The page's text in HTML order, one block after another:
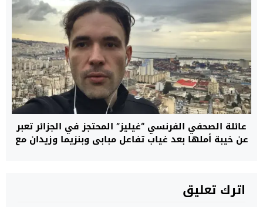
عائلة الصحفي الفرنسي “غيليز” المحتجز في الجزائر تعبر
عن خيبة أملها بعد غياب تفاعل مبابي وبنزيما وزيدان مع
اترك تعليق